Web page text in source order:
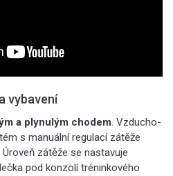
vybavení
a plynulým chodem. Vzducho-
s manuální regulací zátěže
zátěže se nastavuje
pod konzolí tréninkového